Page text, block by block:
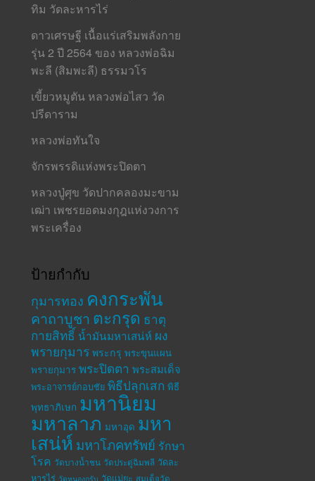
ทิม วัดละหารไร่
ดาวเศรษฐี เนื้อแร่เสริมพลังกาย
รุ่น 2 ปี 2564 ของ หลวงพ่อฉิม
พะลี (สิมพะลี) ธรรมวโร
เขี้ยวหมูตัน หลวงพ่อไสว วัด
ปรีดาราม
หลวงพ่อทันใจ
จักรพรรดิแห่งพระปิดตา
หลวงปู่ศุข วัดปากคลองมะขาม
เฒ่า เพชรยอดมงกุฎแห่งวงการ
พระเครื่อง
ป้ายกำกับ
กุมารทอง คงกระพัน
คาถาบูชา ตะกรุด ธาตุ
กายสิทธิ์ น้ำมันมหาเสน่ห์ ผง
พรายกุมาร พระกรุ พระขุนแผน
พรายกุมาร พระปิดตา พระสมเด็จ
พระอาจารย์กอบชัย พิธีปลุกเสก พิธี
พุทธาภิเษก มหานิยม
มหาลาภ มหาอุด มหา
เสน่ห์ มหาโภคทรัพย์ รักษา
โรค วัดบางน้ำชน วัดประดู่ฉิมพลี วัดละ
หารไร่ วัดหนองกรับ วัดแม่ยะ สมเด็จวัด